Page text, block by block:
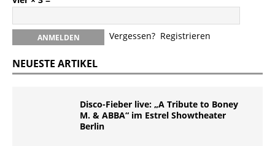
Vergessen? Registrieren
NEUESTE ARTIKEL
Disco-Fieber live: „A Tribute to Boney
M. & ABBA“ im Estrel Showtheater
Berlin